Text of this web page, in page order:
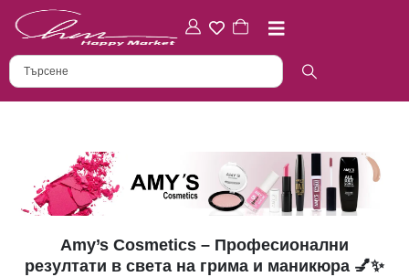
Amy’s Cosmetics – Професионални
резултати в света на грима и маникюра 💅✨